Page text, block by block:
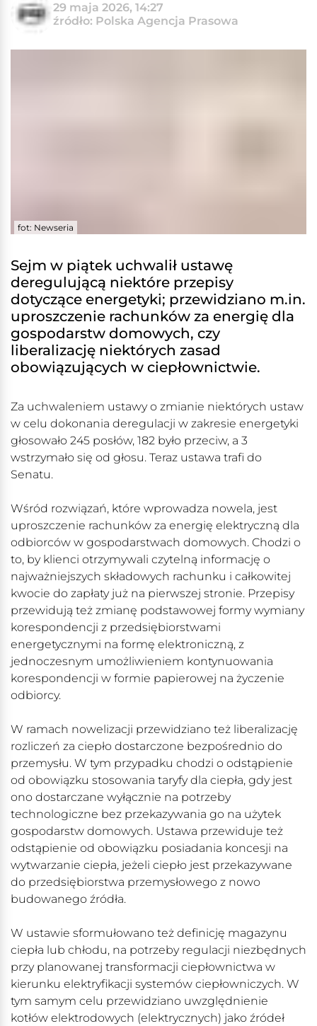
29 maja 2026, 14:27
źródło: Polska Agencja Prasowa
fot: Newseria
Sejm w piątek uchwalił ustawę
deregulującą niektóre przepisy
dotyczące energetyki; przewidziano m.in.
uproszczenie rachunków za energię dla
gospodarstw domowych, czy
liberalizację niektórych zasad
obowiązujących w ciepłownictwie.
Za uchwaleniem ustawy o zmianie niektórych ustaw
w celu dokonania deregulacji w zakresie energetyki
głosowało 245 posłów, 182 było przeciw, a 3
wstrzymało się od głosu. Teraz ustawa trafi do
Senatu.
Wśród rozwiązań, które wprowadza nowela, jest
uproszczenie rachunków za energię elektryczną dla
odbiorców w gospodarstwach domowych. Chodzi o
to, by klienci otrzymywali czytelną informację o
najważniejszych składowych rachunku i całkowitej
kwocie do zapłaty już na pierwszej stronie. Przepisy
przewidują też zmianę podstawowej formy wymiany
korespondencji z przedsiębiorstwami
energetycznymi na formę elektroniczną, z
jednoczesnym umożliwieniem kontynuowania
korespondencji w formie papierowej na życzenie
odbiorcy.
W ramach nowelizacji przewidziano też liberalizację
rozliczeń za ciepło dostarczone bezpośrednio do
przemysłu. W tym przypadku chodzi o odstąpienie
od obowiązku stosowania taryfy dla ciepła, gdy jest
ono dostarczane wyłącznie na potrzeby
technologiczne bez przekazywania go na użytek
gospodarstw domowych. Ustawa przewiduje też
odstąpienie od obowiązku posiadania koncesji na
wytwarzanie ciepła, jeżeli ciepło jest przekazywane
do przedsiębiorstwa przemysłowego z nowo
budowanego źródła.
W ustawie sformułowano też definicję magazynu
ciepła lub chłodu, na potrzeby regulacji niezbędnych
przy planowanej transformacji ciepłownictwa w
kierunku elektryfikacji systemów ciepłowniczych. W
tym samym celu przewidziano uwzględnienie
kotłów elektrodowych (elektrycznych) jako źródeł